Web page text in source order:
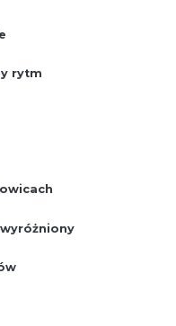
rytm